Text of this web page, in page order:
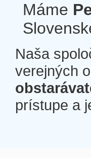
Máme
Naša
verejných
prístupe a